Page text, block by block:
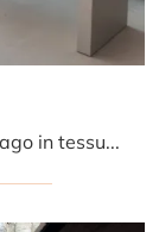
Cerchi salotti e divani Lago in tessuto? Clicca e ottieni informazioni sul modello Chama per spazi design.